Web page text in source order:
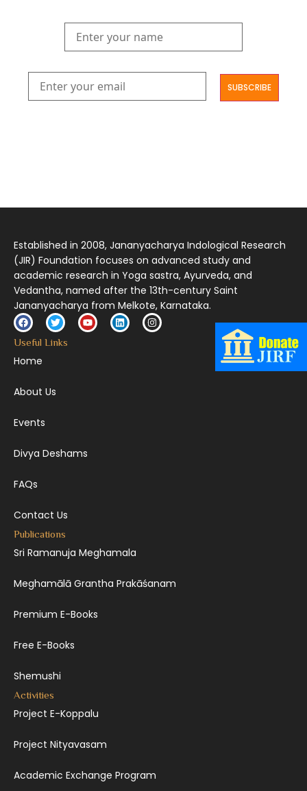
Established in 2008, Jananyacharya Indological Research
(JIR) Foundation focuses on advanced study and
academic research in Yoga sastra, Ayurveda, and
Vedantha, named after the 13th-century Saint
Jananyacharya from Melkote, Karnataka.
Useful Links
Home
About Us
Events
Divya Deshams
FAQs
Contact Us
Publications
Sri Ramanuja Meghamala
Meghamālā Grantha Prakāśanam
Premium E-Books
Free E-Books
Shemushi
Activities
Project E-Koppalu
Project Nityavasam
Academic Exchange Program